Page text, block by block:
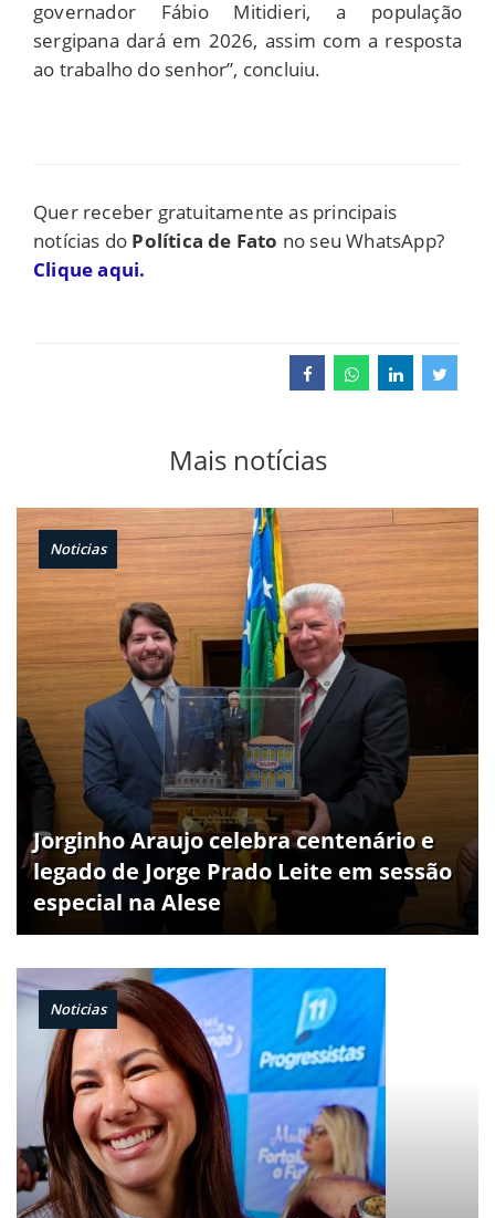
governador Fábio Mitidieri, a população
sergipana dará em 2026, assim com a resposta
ao trabalho do senhor”, concluiu.
Quer receber gratuitamente as principais
notícias do Política de Fato no seu WhatsApp?
Clique aqui.
Mais notícias
Noticias
Jorginho Araujo celebra centenário e
legado de Jorge Prado Leite em sessão
especial na Alese
Noticias